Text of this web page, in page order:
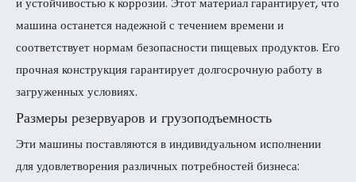
машина останется надежной с течением времени и
соответствует нормам безопасности пищевых продуктов. Его
прочная конструкция гарантирует долгосрочную работу в
загруженных условиях.
Размеры резервуаров и грузоподъемность
Эти машины поставляются в индивидуальном исполнении
для удовлетворения различных потребностей бизнеса: